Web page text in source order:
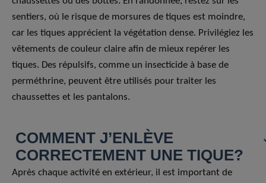
sentiers, où le risque de morsures de tiques est moindre,
car les tiques apprécient la végétation dense. Privilégiez les
vêtements de couleur claire afin de mieux repérer les
tiques. Des répulsifs, comme un insecticide à base de
perméthrine, peuvent être utilisés pour traiter les
chaussettes et les pantalons.
COMMENT J’ENLÈVE
CORRECTEMENT UNE TIQUE?
Après chaque activité en extérieur, il est important de